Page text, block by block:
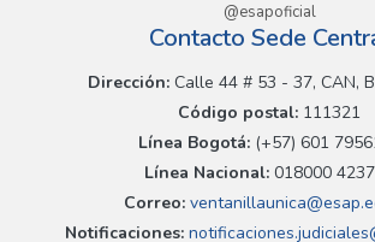
@esapoficial
Contacto Sede
Dirección:Calle 44 # 53 - 37, CAN,
Código postal: 111321
Línea Bogotá:(+57) 601
Línea Nacional: 018000
Correo:
Notificaciones: